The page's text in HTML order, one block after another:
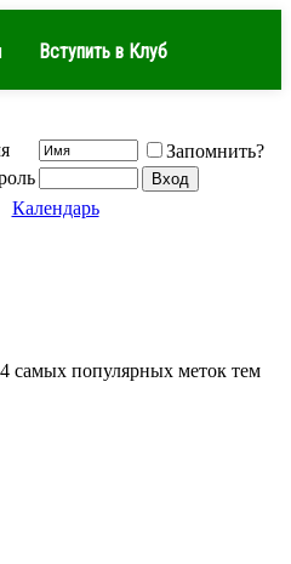
Вступить в Клуб
Запомнить?
Календарь
самых популярных меток тем